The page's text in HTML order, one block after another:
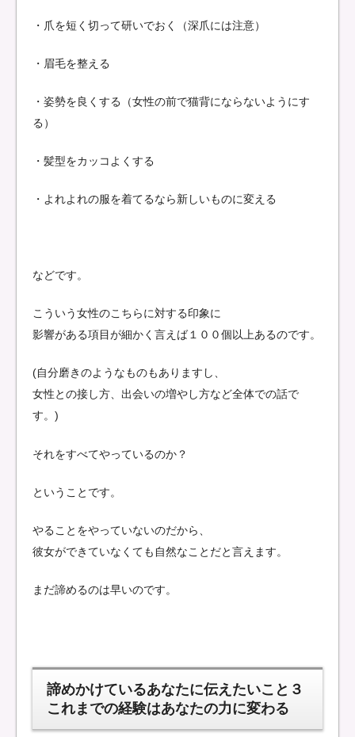
・爪を短く切って研いでおく（深爪には注意）
・眉毛を整える
・姿勢を良くする（女性の前で猫背にならないようにす
る）
・髪型をカッコよくする
・よれよれの服を着てるなら新しいものに変える
などです。
こういう女性のこちらに対する印象に
影響がある項目が細かく言えば１００個以上あるのです。
(自分磨きのようなものもありますし、
女性との接し方、出会いの増やし方など全体での話で
す。)
それをすべてやっているのか？
ということです。
やることをやっていないのだから、
彼女ができていなくても自然なことだと言えます。
まだ諦めるのは早いのです。
諦めかけているあなたに伝えたいこと３
これまでの経験はあなたの力に変わる